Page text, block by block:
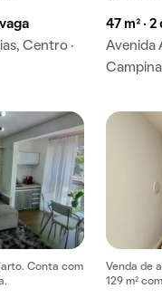
vaga
Centro ·
47 m² ·
Avenida
Conta com
Venda de
129 m²